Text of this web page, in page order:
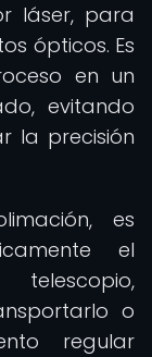
láser, para
ópticos. Es
en un
evitando
la precisión
es
el
o
regular